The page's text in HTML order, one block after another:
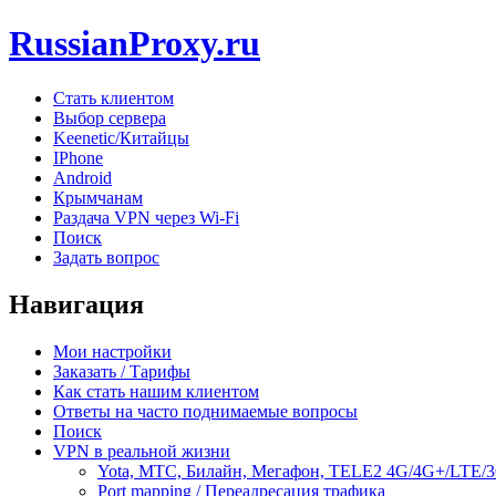
RussianProxy.ru
Стать клиентом
Выбор сервера
Keenetic/Китайцы
IPhone
Android
Крымчанам
Раздача VPN через Wi-Fi
Поиск
Задать вопрос
Навигация
Мои настройки
Заказать / Тарифы
Как стать нашим клиентом
Ответы на часто поднимаемые вопросы
Поиск
VPN в реальной жизни
Yota, МТС, Билайн, Мегафон, TELE2 4G/4G+/LTE/
Port mapping / Переадресация трафика